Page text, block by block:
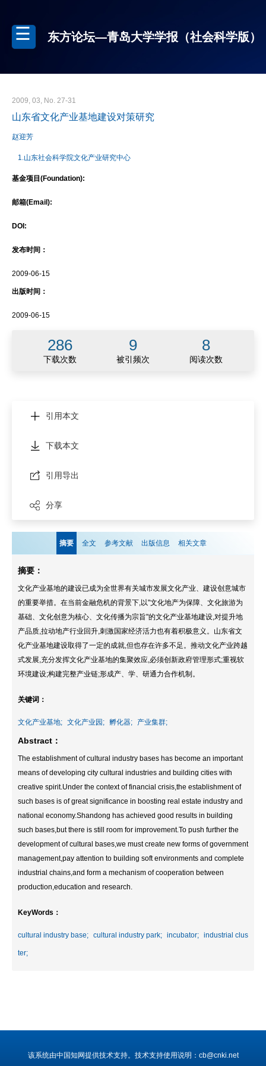
东方论坛—青岛大学学报（社会科学版）
2009, 03, No. 27-31
山东省文化产业基地建设对策研究
赵迎芳
1.山东社会科学院文化产业研究中心
基金项目(Foundation):
邮箱(Email):
DOI:
发布时间：
2009-06-15
出版时间：
2009-06-15
286 9 8
下载次数 被引频次 阅读次数
引用本文
下载本文
引用导出
分享
摘要 全文 参考文献 出版信息 相关文章
摘要：
文化产业基地的建设已成为全世界有关城市发展文化产业、建设创意城市
的重要举措。在当前金融危机的背景下,以"文化地产为保障、文化旅游为
基础、文化创意为核心、文化传播为宗旨"的文化产业基地建设,对提升地
产品质,拉动地产行业回升,刺激国家经济活力也有着积极意义。山东省文
化产业基地建设取得了一定的成就,但也存在许多不足。推动文化产业跨越
式发展,充分发挥文化产业基地的集聚效应,必须创新政府管理形式;重视软
环境建设;构建完整产业链;形成产、学、研通力合作机制。
关键词：
文化产业基地; 文化产业园; 孵化器; 产业集群;
Abstract：
The establishment of cultural industry bases has become an important
means of developing city cultural industries and building cities with
creative spirit.Under the context of financial crisis,the establishment of
such bases is of great significance in boosting real estate industry and
national economy.Shandong has achieved good results in building
such bases,but there is still room for improvement.To push further the
development of cultural bases,we must create new forms of government
management,pay attention to building soft environments and complete
industrial chains,and form a mechanism of cooperation between
production,education and research.
KeyWords：
cultural industry base; cultural industry park; incubator; industrial clus
ter;
该系统由中国知网提供技术支持。技术支持使用说明：cb@cnki.net